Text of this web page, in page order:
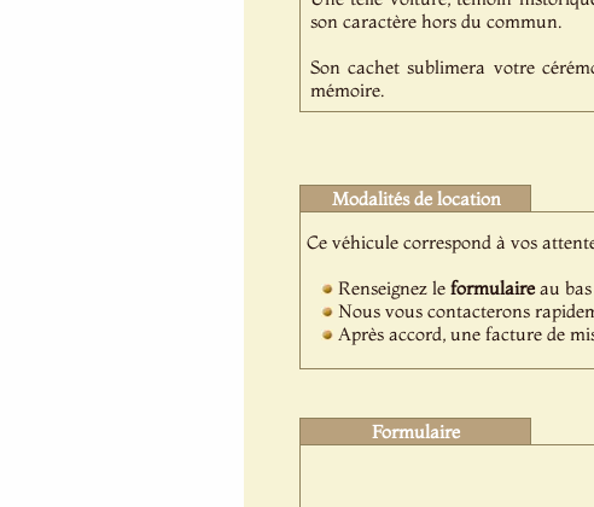
son caractère hors du commun.
Son cachet sublimera votre
mémoire.
Modalités de location
Ce véhicule correspond à vos
Renseignez le formulaireau bas
Nous vous contacterons
Après accord, une facture de
Formulaire